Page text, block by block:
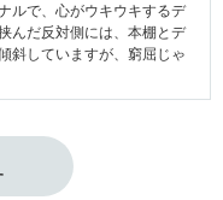
ルで、心がウキウキするデ
んだ反対側には、本棚とデ
斜していますが、窮屈じゃ